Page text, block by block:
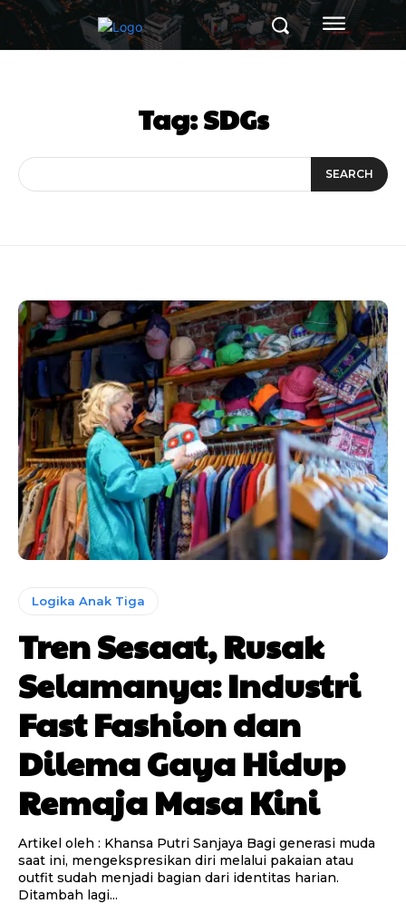
Tag:SDGs
SEARCH
Logika Anak Tiga
Tren Sesaat, Rusak
Selamanya: Industri
Fast Fashion dan
Dilema Gaya Hidup
Remaja Masa Kini
Artikel oleh : Khansa Putri Sanjaya Bagi generasi muda
saat ini, mengekspresikan diri melalui pakaian atau
outfit sudah menjadi bagian dari identitas harian.
Ditambah lagi...